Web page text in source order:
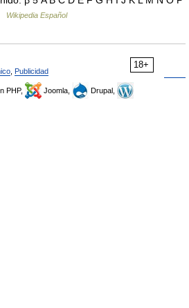
Wikipedia Español
18+
Publicidad
PHP, Joomla,
Drupal,